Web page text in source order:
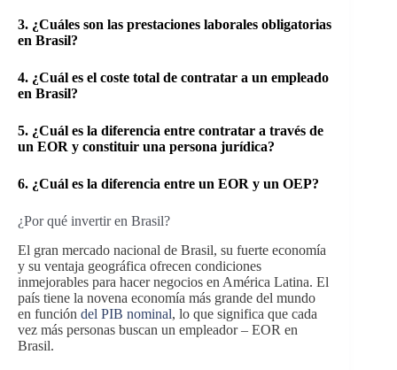
3. ¿Cuáles son las prestaciones laborales obligatorias
en Brasil?
4. ¿Cuál es el coste total de contratar a un empleado
en Brasil?
5. ¿Cuál es la diferencia entre contratar a través de
un EOR y constituir una persona jurídica?
6. ¿Cuál es la diferencia entre un EOR y un OEP?
¿Por qué invertir en Brasil?
El gran mercado nacional de Brasil, su fuerte economía
y su ventaja geográfica ofrecen condiciones
inmejorables para hacer negocios en América Latina. El
país tiene la novena economía más grande del mundo
en función del PIB nominal, lo que significa que cada
vez más personas buscan un empleador – EOR en
Brasil.